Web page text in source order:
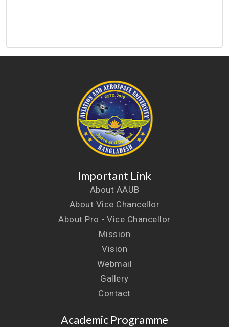
Important Link
About AAUB
About Vice Chancellor
About Pro - Vice Chancellor
Mission
Vision
Webmail
Gallery
Contact
Academic Programme